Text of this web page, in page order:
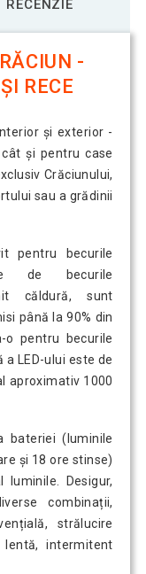
RECENZIE
-
RECE
și exterior -
și pentru case
Crăciunului,
sau a grădinii
pentru becurile
de becurile
căldură, sunt
până la 90% din
pentru becurile
LED-ului este de
aproximativ 1000
bateriei (luminile
și 18 ore stinse)
Desigur,
combinații,
strălucire
lentă, intermitent